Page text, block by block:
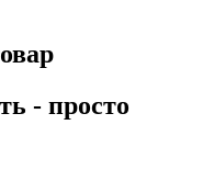
- просто